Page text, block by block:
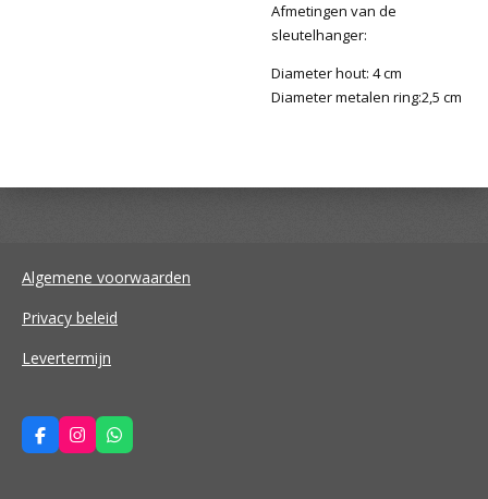
Afmetingen van de
sleutelhanger:
Diameter hout: 4 cm
Diameter metalen ring:2,5 cm
Algemene voorwaarden
Privacy beleid
Levertermijn
F
a
I
n
W
h